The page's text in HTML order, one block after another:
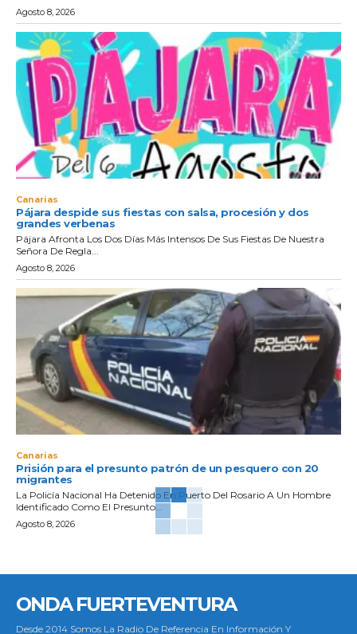
Agosto 8, 2026
Canarias
Pájara despide sus fiestas con salsa, procesión y dos
grandes verbenas
Pájara Afronta Los Dos Días Más Intensos De Sus Fiestas De Nuestra
Señora De Regla...
Agosto 8, 2026
Canarias
Prisión para el presunto patrón de un pesquero con 20
migrantes
La Policía Nacional Ha Detenido En Puerto Del Rosario A Un Hombre
Identificado Como El Presunto...
Agosto 8, 2026
ONDA FUERTEVENTURA
Desde 2014 Somos La Radio De Referencia En Información Y